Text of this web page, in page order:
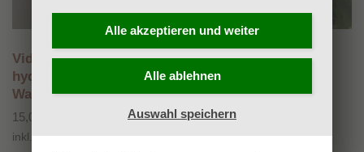
Alle akzeptieren und weiter
Alle ablehnen
Auswahl speichern
Video: Lavendelöl und -
hydrolat mit
Wasserdampfdestillation
15,00
inkl. 20 % MwSt.
Video: Rosenernte
3,00€
inkl. 20 % MwSt.